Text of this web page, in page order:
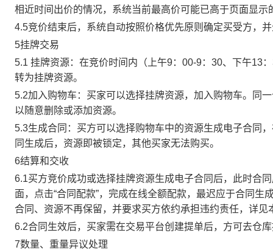
相近时间出价的情况，系统当前最高价可能已高于页面显示
4.5竞价结束后，系统自动按照价格优先原则确定买受方，
5挂牌交易
5.1 挂牌资源：在竞价时间内（上午9：00-9：30、下午13
转为挂牌资源。
5.2加入购物车：买家可以选择挂牌资源，加入购物车。同
以随意删除或添加资源。
5.3生成合同：买方可以选择购物车中的资源生成电子合同
同生成后，资源即被锁定，其他买家无法购买。
6结算和交收
6.1买方竞价成功或选择挂牌资源生成电子合同后，此时合
面，点击“合同配款”，完成在线全额配款，最迟应于合同
合同、资源不再保留，并要求买方依约承担违约责任，详见
6.2合同生效后，买家需在交易平台创建提单后，方可去仓
7数量、重量异议处理